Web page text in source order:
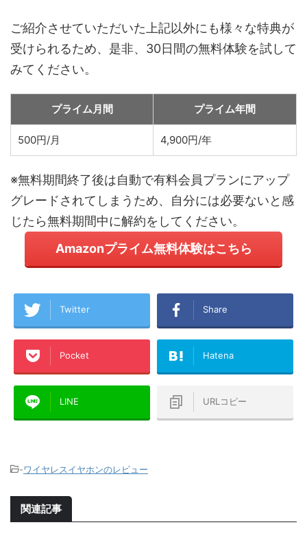
ご紹介させていただいた上記以外にも様々な特典が
受けられるため、是非、30日間の無料体験を試して
みてください。
プライム月間 プライム年間
500円/月 4,900円/年
※無料期間終了後は自動で有料会員プランにアップ
グレードされてしまうため、自分には必要ないと感
じたら無料期間中に解約をしてください。
Amazonプライム無料体験はこちら
Twitter Share
Pocket Hatena
LINE URLコピー
-ワイヤレスイヤホンのレビュー
関連記事